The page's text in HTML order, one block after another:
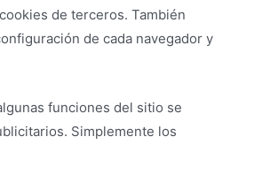
de terceros. También
de cada navegador y
funciones del sitio se
Simplemente los